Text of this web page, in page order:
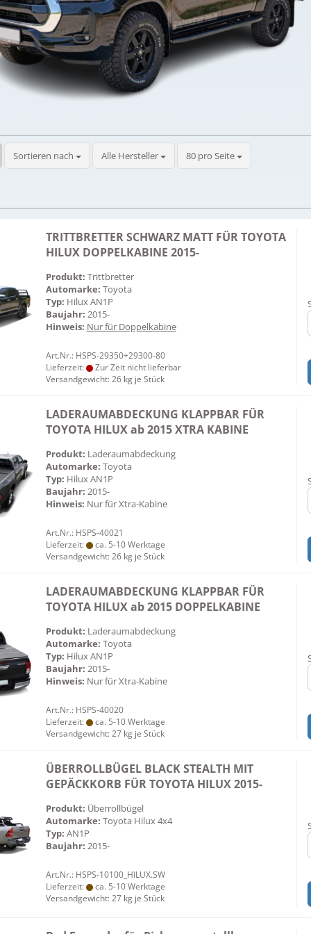
Sortieren nach
Sortieren nach Alle Hersteller 80 pro Seite
pro Seite
TRITTBRETTER SCHWARZ MATT FÜR TOYOTA
HILUX DOPPELKABINE 2015-
Produkt: Trittbretter
Automarke: Toyota
Typ: Hilux AN1P
Baujahr: 2015-
Hinweis: Nur für Doppelkabine
Art.Nr.: HSPS-29350+29300-80
Lieferzeit:
Zur Zeit nicht lieferbar
Versandgewicht:26kg je Stück
LADERAUMABDECKUNG KLAPPBAR FÜR
TOYOTA HILUX ab 2015 XTRA KABINE
Produkt: Laderaumabdeckung
Automarke: Toyota
Typ: Hilux AN1P
Baujahr: 2015-
Hinweis: Nur für Xtra-Kabine
Art.Nr.: HSPS-40021
Lieferzeit:
ca. 5-10 Werktage
Versandgewicht:26kg je Stück
LADERAUMABDECKUNG KLAPPBAR FÜR
TOYOTA HILUX ab 2015 DOPPELKABINE
Produkt: Laderaumabdeckung
Automarke: Toyota
Typ: Hilux AN1P
Baujahr: 2015-
Hinweis: Nur für Xtra-Kabine
Art.Nr.: HSPS-40020
Lieferzeit:
ca. 5-10 Werktage
Versandgewicht:27kg je Stück
ÜBERROLLBÜGEL BLACK STEALTH MIT
GEPÄCKKORB FÜR TOYOTA HILUX 2015-
Produkt: Überrollbügel
Automarke: Toyota Hilux 4x4
Typ: AN1P
Baujahr: 2015-
Art.Nr.: HSPS-10100_HILUX.SW
Lieferzeit:
ca. 5-10 Werktage
Versandgewicht:27kg je Stück